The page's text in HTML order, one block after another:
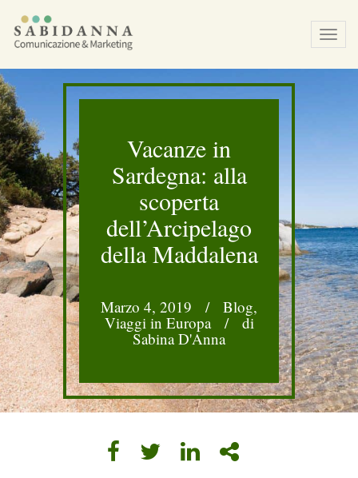
Vacanze in
Sardegna: alla
scoperta
dell’Arcipelago
della Maddalena
Marzo 4, 2019 / Blog,
Viaggi in Europa/ di
Sabina D'Anna